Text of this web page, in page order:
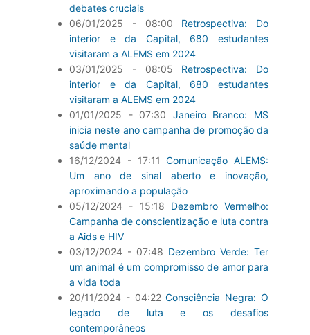
debates cruciais
06/01/2025 - 08:00 Retrospectiva: Do
interior e da Capital, 680 estudantes
visitaram a ALEMS em 2024
03/01/2025 - 08:05 Retrospectiva: Do
interior e da Capital, 680 estudantes
visitaram a ALEMS em 2024
01/01/2025 - 07:30 Janeiro Branco: MS
inicia neste ano campanha de promoção da
saúde mental
16/12/2024 - 17:11Comunicação ALEMS:
Um ano de sinal aberto e inovação,
aproximando a população
05/12/2024 - 15:18 Dezembro Vermelho:
Campanha de conscientização e luta contra
a Aids e HIV
03/12/2024 - 07:48 Dezembro Verde: Ter
um animal é um compromisso de amor para
a vida toda
20/11/2024 - 04:22Consciência Negra: O
legado de luta e os desafios
contemporâneos